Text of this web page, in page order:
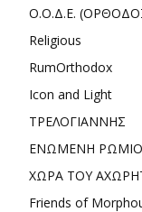
Ο.Ο.Δ.Ε.
Religious
RumOrthodox
Icon and Light
ΤΡΕΛΟΓΙΑΝΝΗΣ
ΕΝΩΜΕΝΗ
ΧΩΡΑ ΤΟΥ
Friends of